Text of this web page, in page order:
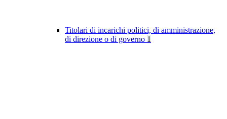
Titolari di incarichi politici, di amministrazione,
di direzione o di governo 1